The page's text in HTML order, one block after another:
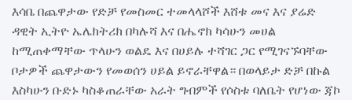
እሳቤ በጨዋታው የድቻ የመስመር ተመላላሾች እሸቱ መና እና ያሬድ
ዳዊት ኢትዮ ኤሌክትሪክ በካሉሻ እና በሔኖክ ካሳሁን መሀል
ከሚጠቀማቸው ጥላሁን ወልዴ እና በሀይሉ ተሻገር ጋር የሚገናኙባቸው
ቦታዎች ጨዋታውን የመወሰን ሀይል ይኖራቸዋል። በወላይታ ድቻ በኩል
እስካሁን ቡድኑ ካስቆጠራቸው አራት ግብምች የሶስቱ ባለቤት የሆነው ጃኮ